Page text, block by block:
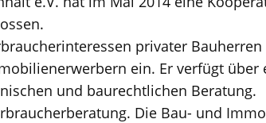
privater
ein. Er verfügt über
und baurechtlichen Beratung.
Die Bau- und